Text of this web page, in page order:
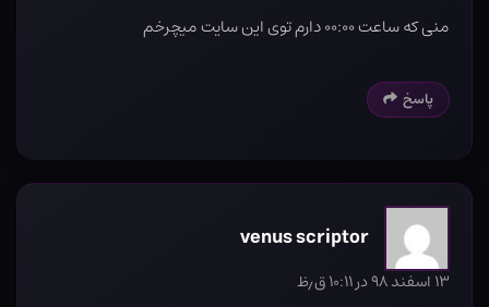
منی که ساعت ۰۰:۰۰ دارم توی این سایت میچرخم
پاسخ
venus scriptor
۱۳ اسفند ۹۸ در ۱۰:۱۱ ق٫ظ